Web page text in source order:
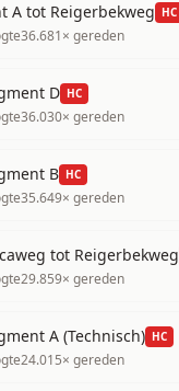
A tot Reigerbekweg HC
36.681× gereden
D HC
36.030× gereden
B HC
35.649× gereden
tot Reigerbekweg
29.859× gereden
A (Technisch) HC
24.015× gereden